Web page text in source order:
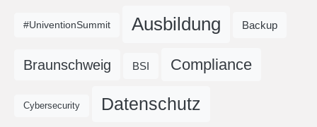
#UniventionSummit Ausbildung Backup
Braunschweig BSI Compliance
Cybersecurity Datenschutz